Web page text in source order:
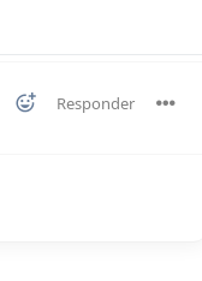
Responder